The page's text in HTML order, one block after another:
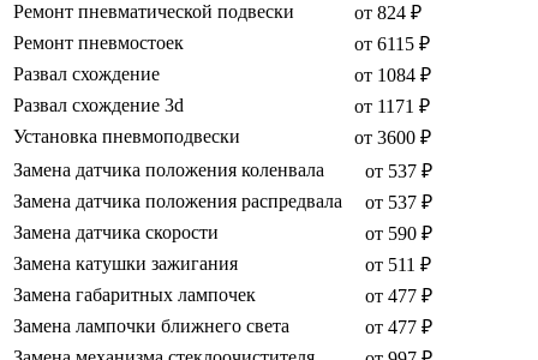
Ремонт пневматической подвески
от 824 ₽
Ремонт пневмостоек
от 6115 ₽
Развал схождение
от 1084 ₽
Развал схождение 3d
от 1171 ₽
Установка пневмоподвески
от 3600 ₽
Замена датчика положения коленвала
от 537 ₽
Замена датчика положения распредвала
от 537 ₽
Замена датчика скорости
от 590 ₽
Замена катушки зажигания
от 511 ₽
Замена габаритных лампочек
от 477 ₽
Замена лампочки ближнего света
от 477 ₽